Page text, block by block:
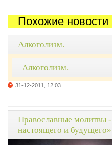
Похожие новости
Алкоголизм.
Алкоголизм.
31-12-2011, 12:03
Православные молитвы
настоящего и будущего»